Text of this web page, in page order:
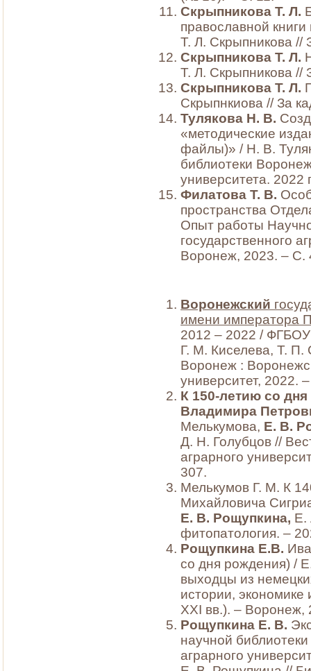
Скрыпникова Т. Л.
православной
Т. Л. Скрыпникова
Скрыпникова Т. Л.
Т. Л. Скрыпникова //
Скрыпникова Т. Л.
Скрыпнкиова // За
Тулякова Н. В.
«методические
файлы)» / Н. В.
библиотеки
университета.
Филатова Т. В.
пространства
Опыт работы
государственного
Воронеж, 2023. – С.
Воронежский
имени императора
2012 – 2022 /
Г. М. Киселева, Т.
Воронеж :
университет, 2022.
К 150-летию со
Владимира
Мелькумова, Е. В.
Д. Н. Голубцов //
аграрного
307.
Мелькумов Г. М. К
Михайловича
Е. В. Рощупкина, Е.
фитопатология. –
Рощупкина Е.В.
со дня рождения) /
выходцы из
истории, экономике
XXI вв.). – Воронеж,
Рощупкина Е. В.
научной
аграрного